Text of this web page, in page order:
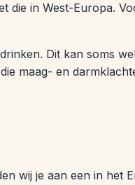
die in West-Europa.
Dit kan soms
maag- en
wij je aan een in het